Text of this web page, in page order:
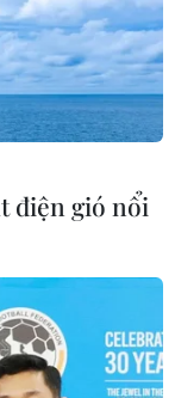
điện gió nổi